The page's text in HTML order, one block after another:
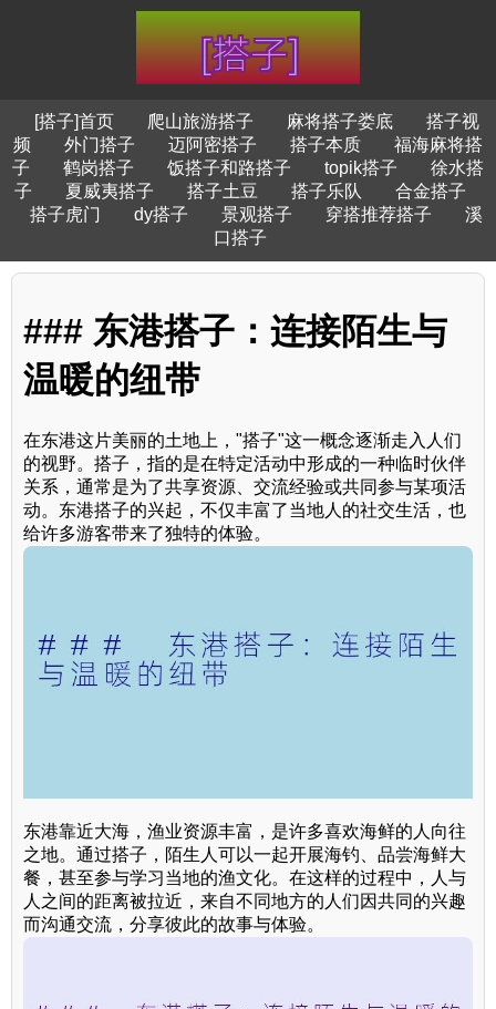
[搭子]首页 爬山旅游搭子 麻将搭子娄底
搭子视
频
外门搭子 迈阿密搭子 搭子本质
福海麻将搭
子
鹤岗搭子 饭搭子和路搭子 topik搭子
徐水搭
子
夏威夷搭子 搭子土豆 搭子乐队
合金搭子
搭子虎门
dy搭子 景观搭子 穿搭推荐搭子
溪
口搭子
### 东港搭子：连接陌生与
温暖的纽带
在东港这片美丽的土地上，"搭子"这一概念逐渐走入人们
的视野。搭子，指的是在特定活动中形成的一种临时伙伴
关系，通常是为了共享资源、交流经验或共同参与某项活
动。东港搭子的兴起，不仅丰富了当地人的社交生活，也
给许多游客带来了独特的体验。
东港靠近大海，渔业资源丰富，是许多喜欢海鲜的人向往
之地。通过搭子，陌生人可以一起开展海钓、品尝海鲜大
餐，甚至参与学习当地的渔文化。在这样的过程中，人与
人之间的距离被拉近，来自不同地方的人们因共同的兴趣
而沟通交流，分享彼此的故事与体验。